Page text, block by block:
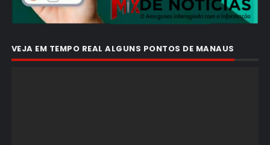
VEJA EM TEMPO REAL ALGUNS PONTOS DE MANAUS